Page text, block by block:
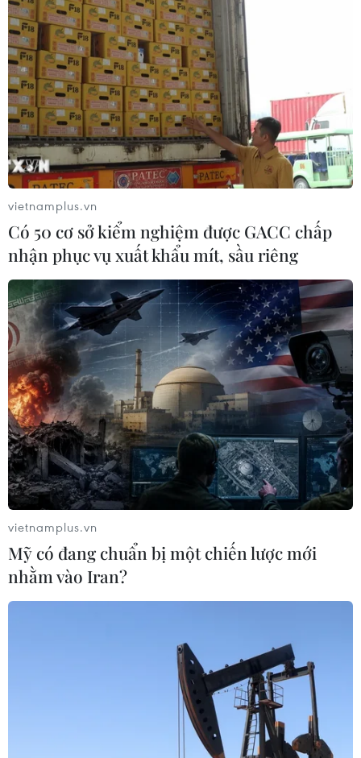
vietnamplus.vn
Có 50 cơ sở kiểm nghiệm được GACC chấp
nhận phục vụ xuất khẩu mít, sầu riêng
vietnamplus.vn
Mỹ có đang chuẩn bị một chiến lược mới
nhằm vào Iran?